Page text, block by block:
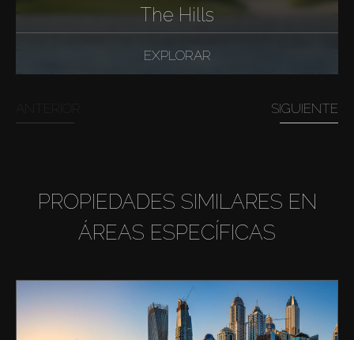
The Hills
EXPLORAR
SIGUIENTE
PROPIEDADES SIMILARES EN
ÁREAS ESPECÍFICAS